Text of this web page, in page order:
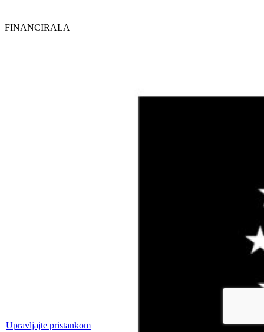
FINANCIRALA
Upravljajte pristankom